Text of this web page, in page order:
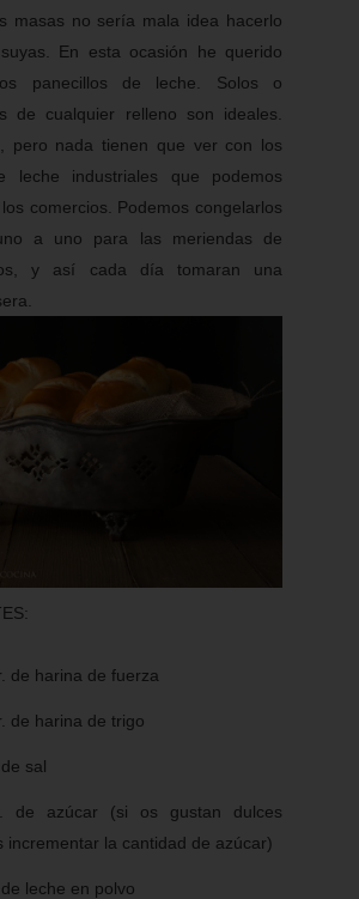
masas no sería mala idea hacerlo
En esta ocasión he querido
panecillos de leche. Solos o
de cualquier relleno son ideales.
pero nada tienen que ver con los
leche industriales que podemos
comercios. Podemos congelarlos
a uno para las meriendas de
y así cada día tomaran una
de harina de fuerza
de harina de trigo
sal
de azúcar (si os gustan dulces
incrementar la cantidad de azúcar)
leche en polvo